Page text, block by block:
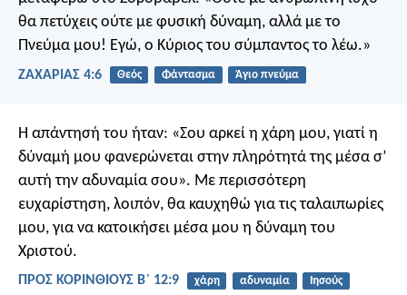
θα πετύχεις ούτε με φυσική δύναμη, αλλά με το
Πνεύμα μου! Εγώ, ο Κύριος του σύμπαντος το λέω.»
ΖΑΧΑΡΙΑΣ 4:6 Θεός Φάντασμα Άγιο πνεύμα
Η απάντησή του ήταν: «Σου αρκεί η χάρη μου, γιατί η
δύναμή μου φανερώνεται στην πληρότητά της μέσα σ’
αυτή την αδυναμία σου». Με περισσότερη
ευχαρίστηση, λοιπόν, θα καυχηθώ για τις ταλαιπωρίες
μου, για να κατοικήσει μέσα μου η δύναμη του
Χριστού.
ΠΡΟΣ ΚΟΡΙΝΘΙΟΥΣ Β΄ 12:9 χάρη αδυναμία Ιησούς